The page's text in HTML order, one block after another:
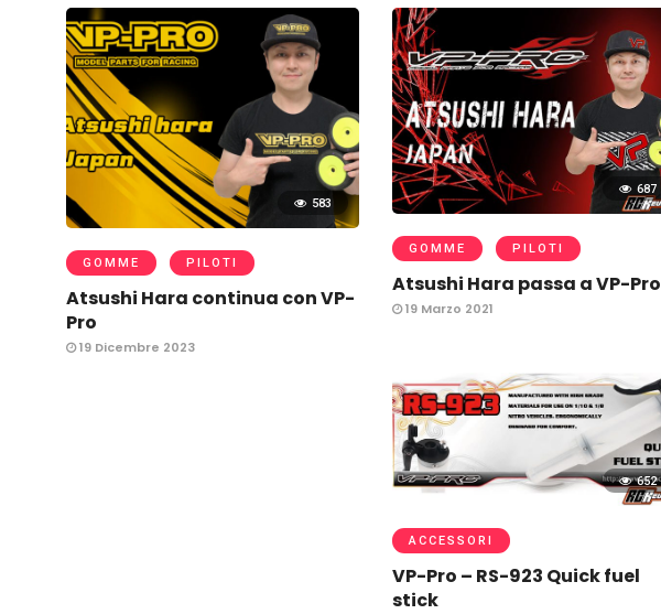
583
GOMME PILOTI
Atsushi Hara continua con VP-
Pro
19 Dicembre 2023
687
GOMME PILOTI
Atsushi Hara passa a VP-Pro
19 Marzo 2021
652
ACCESSORI
VP-Pro – RS-923 Quick fuel
stick